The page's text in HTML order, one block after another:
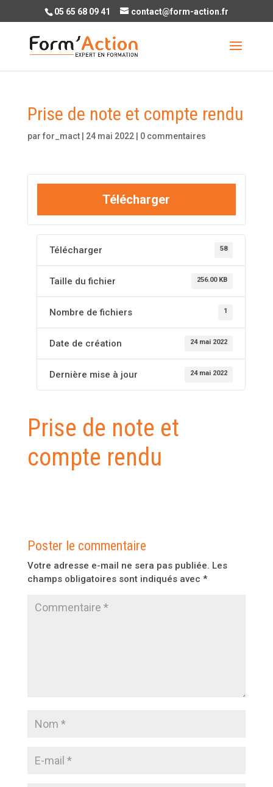
05 65 68 09 41 contact@form-action.fr
Prise de note et compte rendu
par for_mact| 24 mai 2022| 0 commentaires
Télécharger
Télécharger 58
Taille du fichier 256.00 KB
Nombre de fichiers 1
Date de création 24 mai 2022
Dernière mise à jour 24 mai 2022
Prise de note et
compte rendu
Poster le commentaire
Votre adresse e-mail ne sera pas publiée. Les
champs obligatoires sont indiqués avec *